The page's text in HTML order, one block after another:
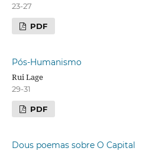
23-27
PDF
Pós-Humanismo
Rui Lage
29-31
PDF
Dous poemas sobre O Capital